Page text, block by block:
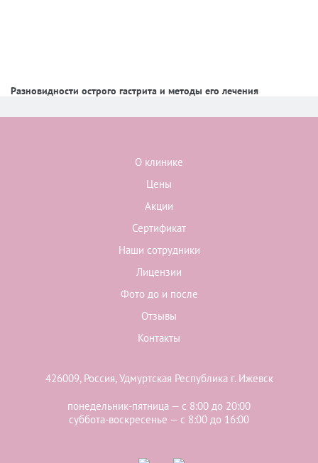
Разновидности острого гастрита и методы его лечения
О клинике
Цены
Акции
Сертификат
Наши сотрудники
Лицензии
Фото до и после
Отзывы
Контакты
426009, Россия, Удмуртская Республика г. Ижевск
понедельник-пятница — с 8:00 до 20:00
суббота-воскресенье — с 8:00 до 16:00